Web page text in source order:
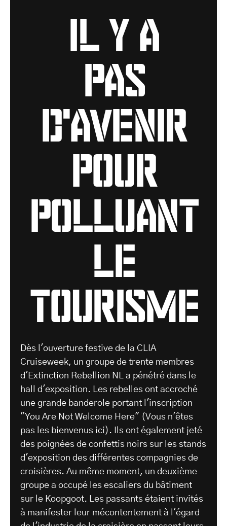
Il y a
pas
d'avenir
pour
polluant
le
tourisme
Dès l'ouverture festive de la CLIA
Cruiseweek, un groupe de trente membres
d'Extinction Rebellion NL a pénétré dans le
hall d'exposition. Les rebelles ont accroché
une grande banderole portant l'inscription
"You Are Not Welcome Here" (Vous n'êtes
pas les bienvenus ici). Ils ont également jeté
des poignées de confettis noirs sur les stands
d'exposition des différentes compagnies de
croisières. Au même moment, un deuxième
groupe a occupé les escaliers du bâtiment
sur le Koopgoot. Les passants étaient invités
à manifester leur mécontentement à l'égard